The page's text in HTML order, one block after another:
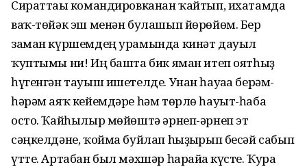
Сираттағы командировканан ҡайтып, ихатамда
ваҡ-төйәк эш менән булашып йөрөйөм. Бер
заман күршемдең урамында кинәт дауыл
ҡуптымы ни! Иң башта бик яман итеп оятһыҙ
һүгенгән тауыш ишетелде. Унан һауаға берәм-
һәрәм аяҡ кейемдәре һәм төрлө һауыт-һаба
осто. Ҡайһылыр мөйөштә әрнеп-әрнеп эт
сәңкелдәне, ҡойма буйлап һыҙғырып бесәй сабып
үтте. Артабан был мәхшәр һарайға күсте. Ҡура